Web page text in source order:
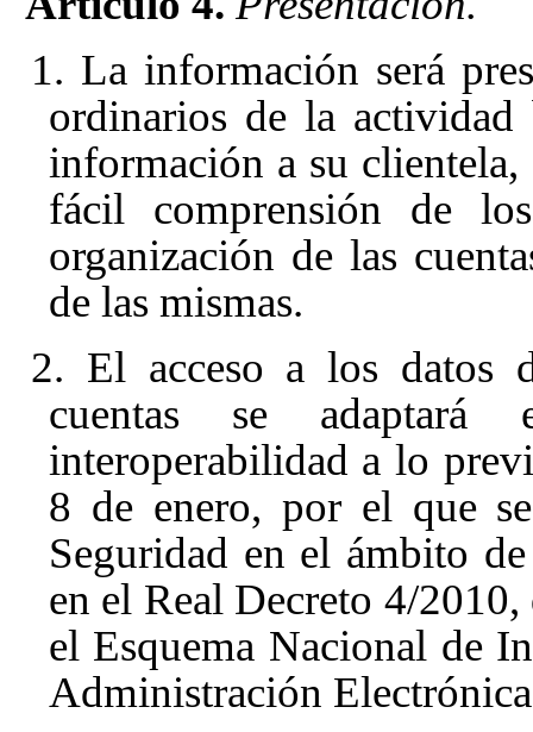
1. La información será
ordinarios de la
información a su
fácil comprensión de
organización de las
de las mismas.
2. El acceso a los datos
cuentas se
interoperabilidad a lo
8 de enero, por el que
Seguridad en el ámbito
en el Real Decreto 4/
el Esquema Nacional de
Administración